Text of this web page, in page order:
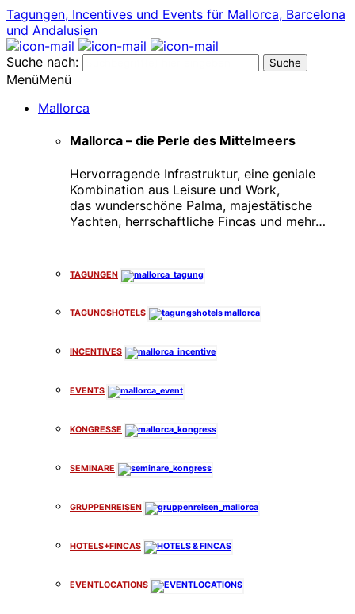
Tagungen, Incentives und Events für Mallorca, Barcelona
und Andalusien
Suche nach:
MenüMenü
Mallorca
Mallorca – die Perle des Mittelmeers
Hervorragende Infrastruktur, eine geniale
Kombination aus Leisure und Work,
das wunderschöne Palma, majestätische
Yachten, herrschaftliche Fincas und mehr…
TAGUNGEN
TAGUNGSHOTELS
INCENTIVES
EVENTS
KONGRESSE
SEMINARE
GRUPPENREISEN
HOTELS+FINCAS
EVENTLOCATIONS